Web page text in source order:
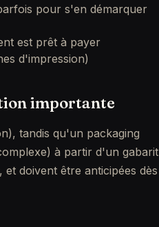
pour s'en démarquer
est prêt à payer
d'impression)
importante
tandis qu'un packaging
à partir d'un gabarit
doivent être anticipées dès